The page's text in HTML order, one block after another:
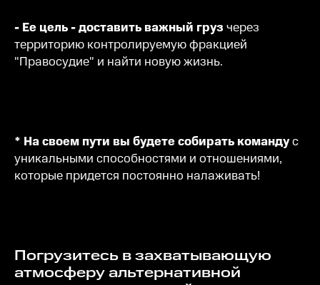
- Ее цель - доставить важный груз через
территорию контролируемую фракцией
"Правосудие" и найти новую жизнь.
* На своем пути вы будете собирать командус
уникальными способностями и отношениями,
которые придется постоянно налаживать!
Погрузитесь в захватывающую
атмосферу альтернативной